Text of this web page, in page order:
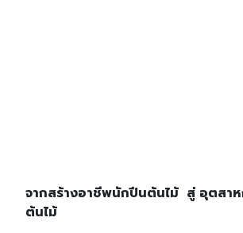
จากสร้างอาชีพนักปีนต้นไม้ สู่ อุตสา
ต้นไม้